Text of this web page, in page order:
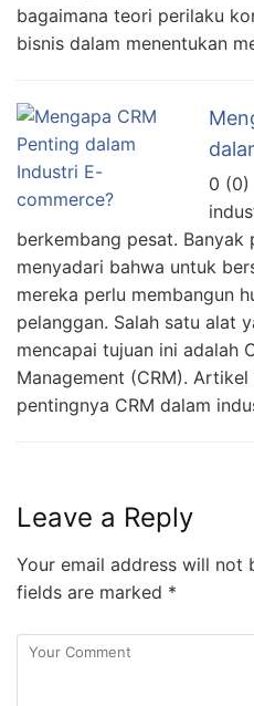
bagaimana teori perilaku
bisnis dalam menentukan
0 (0)
berkembang pesat. Banyak
menyadari bahwa untuk
mereka perlu membangun
pelanggan. Salah satu alat
mencapai tujuan ini adalah
Management (CRM).
pentingnya CRM dalam
Leave a Reply
Your email address will not
fields are marked *